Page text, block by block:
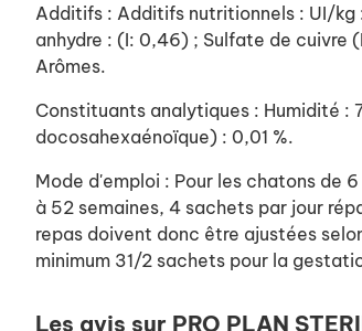
Additifs : Additifs nutritionnels : UI/kg
anhydre : (I: 0,46) ; Sulfate de cuivre
Arômes.
Constituants analytiques : Humidité :
docosahexaénoïque) : 0,01 %.
Mode d'emploi : Pour les chatons de
à 52 semaines, 4 sachets par jour
repas doivent donc être ajustées
minimum 31/2 sachets pour la
Les avis sur PRO PLAN